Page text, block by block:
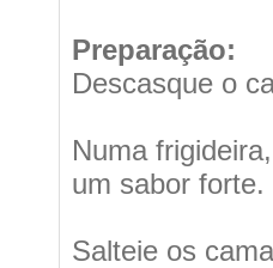
Preparação:
Descasque o
Numa
um sabor forte.
Salteie os